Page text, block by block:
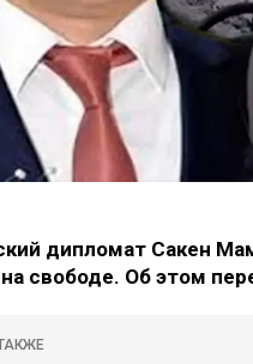
дипломат Сакен
свободе. Об этом